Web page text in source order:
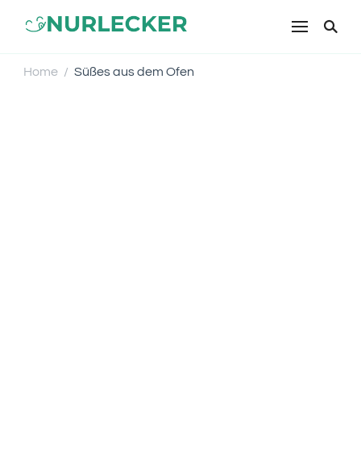
NURLECKER
Einfache & leckere Rezepte für
Home / Süßes aus dem Ofen